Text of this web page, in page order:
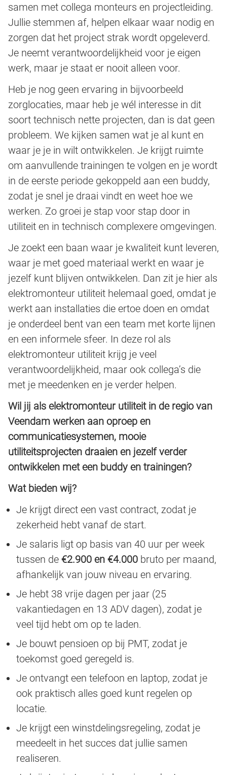
samen met collega monteurs en projectleiding.
Jullie stemmen af, helpen elkaar waar nodig en
zorgen dat het project strak wordt opgeleverd.
Je neemt verantwoordelijkheid voor je eigen
werk, maar je staat er nooit alleen voor.
Heb je nog geen ervaring in bijvoorbeeld
zorglocaties, maar heb je wél interesse in dit
soort technisch nette projecten, dan is dat geen
probleem. We kijken samen wat je al kunt en
waar je je in wilt ontwikkelen. Je krijgt ruimte
om aanvullende trainingen te volgen en je wordt
in de eerste periode gekoppeld aan een buddy,
zodat je snel je draai vindt en weet hoe we
werken. Zo groei je stap voor stap door in
utiliteit en in technisch complexere omgevingen.
Je zoekt een baan waar je kwaliteit kunt leveren,
waar je met goed materiaal werkt en waar je
jezelf kunt blijven ontwikkelen. Dan zit je hier als
elektromonteur utiliteit helemaal goed, omdat je
werkt aan installaties die ertoe doen en omdat
je onderdeel bent van een team met korte lijnen
en een informele sfeer. In deze rol als
elektromonteur utiliteit krijg je veel
verantwoordelijkheid, maar ook collega’s die
met je meedenken en je verder helpen.
Wil jij als elektromonteur utiliteit in de regio van
Veendam werken aan oproep en
communicatiesystemen, mooie
utiliteitsprojecten draaien en jezelf verder
ontwikkelen met een buddy en trainingen?
Wat bieden wij?
Je krijgt direct een vast contract, zodat je
zekerheid hebt vanaf de start.
Je salaris ligt op basis van 40 uur per week
tussen de €2.900 en €4.000 bruto per maand,
afhankelijk van jouw niveau en ervaring.
Je hebt 38 vrije dagen per jaar (25
vakantiedagen en 13 ADV dagen), zodat je
veel tijd hebt om op te laden.
Je bouwt pensioen op bij PMT, zodat je
toekomst goed geregeld is.
Je ontvangt een telefoon en laptop, zodat je
ook praktisch alles goed kunt regelen op
locatie.
Je krijgt een winstdelingsregeling, zodat je
meedeelt in het succes dat jullie samen
realiseren.